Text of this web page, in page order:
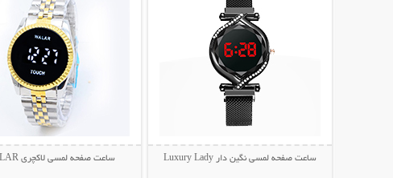
ساعت صفحه لمسی نگین دار Luxury Lady ساعت صفحه لمسی لاکچری WALAR